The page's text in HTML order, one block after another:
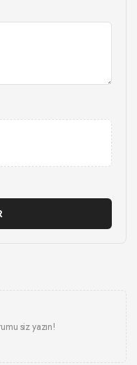
siz yazın!